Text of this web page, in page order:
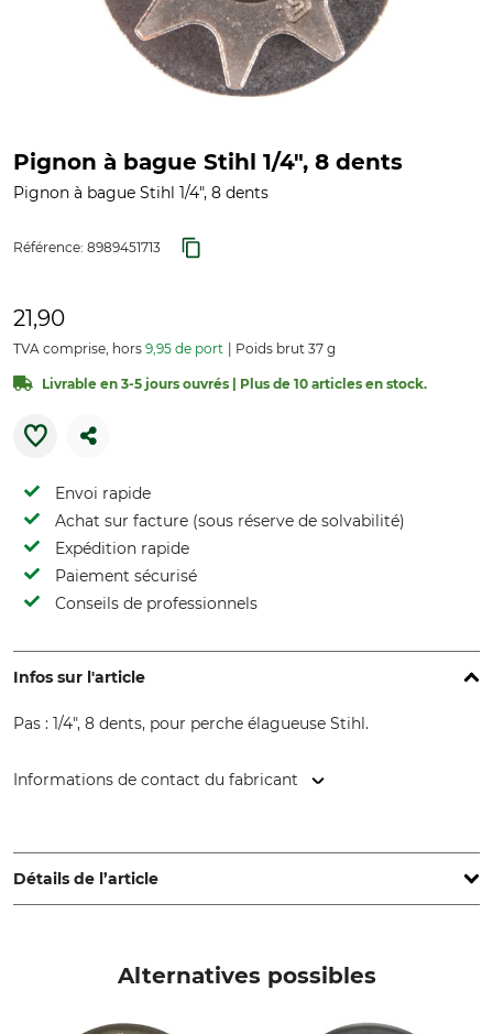
Pignon à bague Stihl 1/4", 8 dents
Pignon à bague Stihl 1/4", 8 dents
Référence: 8989451713
21,90
TVA comprise, hors 9,95 de port Poids brut 37 g
Livrable en 3-5 jours ouvrés | Plus de 10 articles en stock.
Envoi rapide
Achat sur facture (sous réserve de solvabilité)
Expédition rapide
Paiement sécurisé
Conseils de professionnels
Infos sur l'article
Pas : 1/4", 8 dents, pour perche élagueuse Stihl.
Informations de contact du fabricant
64807 Dieburg, Germany, www.stihl.de
Détails de l’article
Stihl HT 101
Alternatives possibles